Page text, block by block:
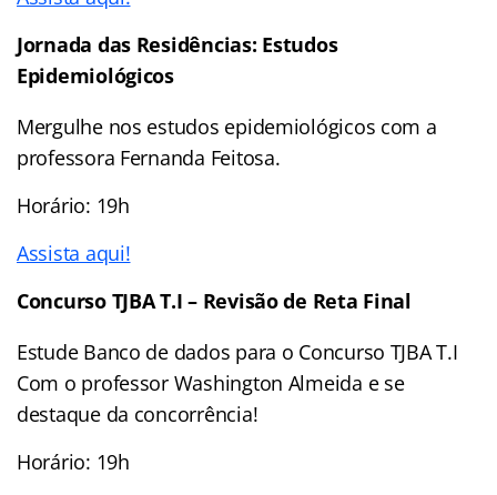
Jornada das Residências: Estudos
Epidemiológicos
Mergulhe nos estudos epidemiológicos com a
professora Fernanda Feitosa.
Horário: 19h
Assista aqui!
Concurso TJBA T.I – Revisão de Reta Final
Estude Banco de dados para o Concurso TJBA T.I
Com o professor Washington Almeida e se
destaque da concorrência!
Horário: 19h